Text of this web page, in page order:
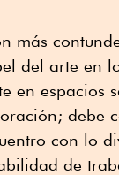
más
del arte en
en espacios
debe
con lo
de